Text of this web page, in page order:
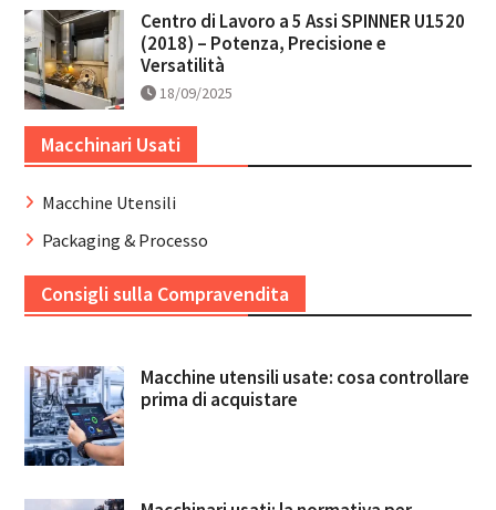
Centro di Lavoro a 5 Assi SPINNER U1520
(2018) – Potenza, Precisione e
Versatilità
18/09/2025
Macchinari Usati
Macchine Utensili
Packaging & Processo
Consigli sulla Compravendita
Macchine utensili usate: cosa controllare
prima di acquistare